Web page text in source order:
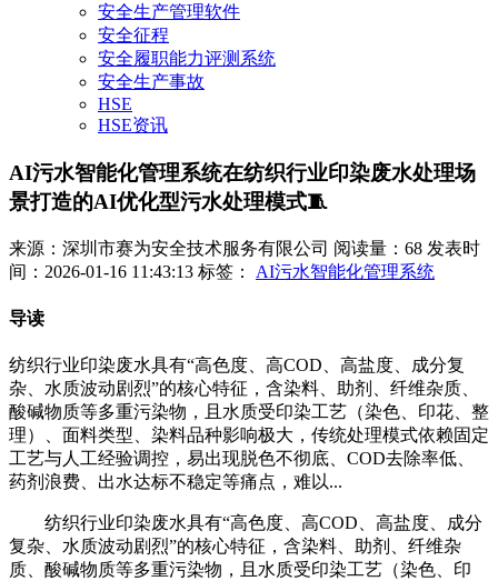
安全生产管理软件
安全征程
安全履职能力评测系统
安全生产事故
HSE
HSE资讯
AI污水智能化管理系统在纺织行业印染废水处理场
景打造的AI优化型污水处理模式🧵
来源：深圳市赛为安全技术服务有限公司 阅读量：68 发表时
间：2026-01-16 11:43:13 标签： AI污水智能化管理系统
导读
纺织行业印染废水具有“高色度、高COD、高盐度、成分复
杂、水质波动剧烈”的核心特征，含染料、助剂、纤维杂质、
酸碱物质等多重污染物，且水质受印染工艺（染色、印花、整
理）、面料类型、染料品种影响极大，传统处理模式依赖固定
工艺与人工经验调控，易出现脱色不彻底、COD去除率低、
药剂浪费、出水达标不稳定等痛点，难以...
纺织行业印染废水具有“高色度、高COD、高盐度、成分
复杂、水质波动剧烈”的核心特征，含染料、助剂、纤维杂
质、酸碱物质等多重污染物，且水质受印染工艺（染色、印